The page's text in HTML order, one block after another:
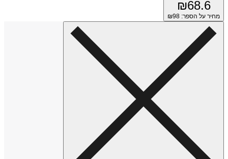
₪68.6
מחיר על הספר: ₪ 98